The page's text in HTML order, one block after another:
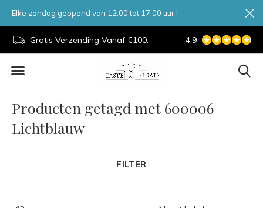
Gratis Verzending Vanaf €100,- 7 Dagen Per
4.9
Elke zondag geopend van 12:00 tot 17:00 uur !
Producten getagd met 600006
Lichtblauw
FILTER